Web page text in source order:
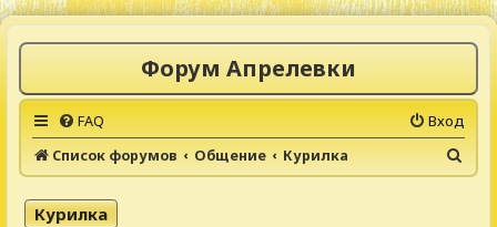
Форум Апрелевки
FAQ
Вход
Список форумов
Общение Курилка
о
Курилка